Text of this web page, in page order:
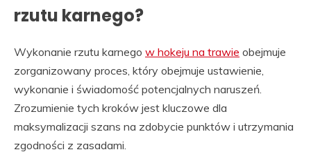
rzutu karnego?
Wykonanie rzutu karnego w hokeju na trawie obejmuje
zorganizowany proces, który obejmuje ustawienie,
wykonanie i świadomość potencjalnych naruszeń.
Zrozumienie tych kroków jest kluczowe dla
maksymalizacji szans na zdobycie punktów i utrzymania
zgodności z zasadami.